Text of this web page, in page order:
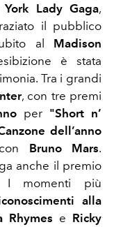
Lady Gaga,
il pubblico
al Madison
è stata
Tra i grandi
, con tre premi
per "Short n’
dell’anno
Bruno Mars.
anche il premio
momenti più
alla
Rhymes e Ricky